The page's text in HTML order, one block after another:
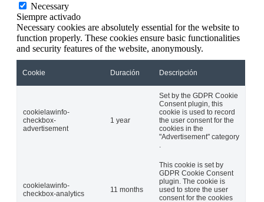
Necessary
Siempre activado
Necessary cookies are absolutely essential for the website to
function properly. These cookies ensure basic functionalities
and security features of the website, anonymously.
Cookie Duración Descripción
cookielawinfo-
checkbox-
advertisement
1 year
Set by the GDPR Cookie
Consent plugin, this
cookie is used to record
the user consent for the
cookies in the
"Advertisement" category
cookielawinfo-
checkbox-analytics
11 months
This cookie is set by
GDPR Cookie Consent
plugin. The cookie is
used to store the user
consent for the cookies